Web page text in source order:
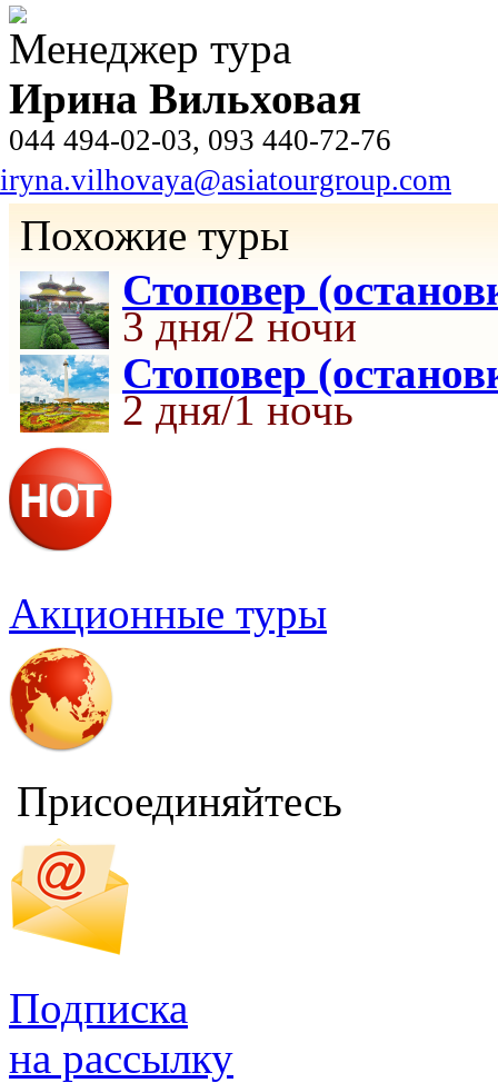
Менеджер тура
Ирина Вильховая
044 494-02-03, 093 440-72-76
iryna.vilhovaya@asiatourgroup.com
Похожие туры
Стоповер
3 дня/2 ночи
Стоповер
2 дня/1 ночь
Акционные туры
Присоединяйтесь
Подписка
на рассылку